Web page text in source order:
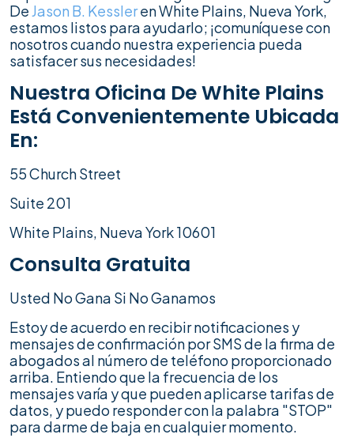
De Jason B. Kessleren White Plains, Nueva York,
estamos listos para ayudarlo; ¡comuníquese con
nosotros cuando nuestra experiencia pueda
satisfacer sus necesidades!
Nuestra Oficina De White Plains
Está Convenientemente Ubicada
En:
55 Church Street
Suite 201
White Plains, Nueva York 10601
Consulta Gratuita
Usted No Gana Si No Ganamos
Estoy de acuerdo en recibir notificaciones y
mensajes de confirmación por SMS de la firma de
abogados al número de teléfono proporcionado
arriba. Entiendo que la frecuencia de los
mensajes varía y que pueden aplicarse tarifas de
datos, y puedo responder con la palabra "STOP"
para darme de baja en cualquier momento.